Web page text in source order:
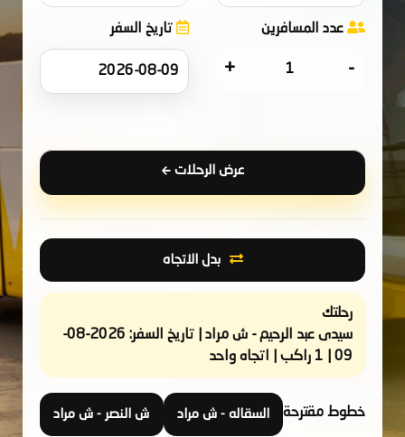
عدد المسافرين
-
+
تاريخ السفر
عرض الرحلات
بدل الاتجاه
رحلتك
سيدى عبد الرحيم - ش مراد | تاريخ السفر: 2026-08-
09 | 1 راكب | اتجاه واحد
خطوط مقترحة السقاله - ش مراد ش النصر - ش مراد